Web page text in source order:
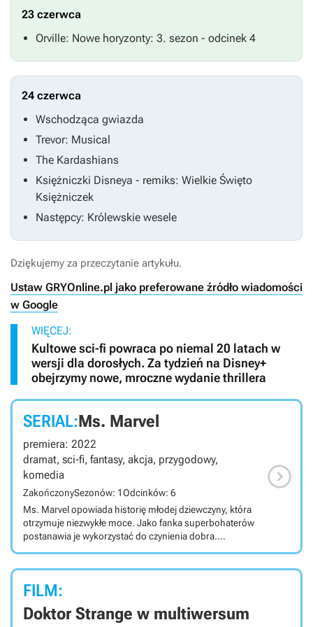
23 czerwca
Orville: Nowe horyzonty: 3. sezon - odcinek 4
24 czerwca
Wschodząca gwiazda
Trevor: Musical
The Kardashians
Księżniczki Disneya - remiks: Wielkie Święto
Księżniczek
Następcy: Królewskie wesele
Dziękujemy za przeczytanie artykułu.
Ustaw GRYOnline.pl jako preferowane źródło wiadomości
w Google
WIĘCEJ:
Kultowe sci-fi powraca po niemal 20 latach w
wersji dla dorosłych. Za tydzień na Disney+
obejrzymy nowe, mroczne wydanie thrillera
SERIAL:Ms. Marvel
premiera: 2022
dramat, sci-fi, fantasy, akcja, przygodowy,
komedia
ZakończonySezonów: 1Odcinków: 6
Ms. Marvel opowiada historię młodej dziewczyny, która
otrzymuje niezwykłe moce. Jako fanka superbohaterów
postanawia je wykorzystać do czynienia dobra.
filmowego uniwersum Marvela (tzw. MCU). Główną
pakistańska dziewczyna mieszkająca w Jersey City –

FILM:
Doktor Strange w multiwersum